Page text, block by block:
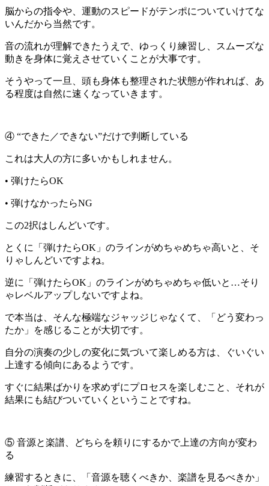
脳からの指令や、運動のスピードがテンポについていけてな
いんだから当然です。
音の流れが理解できたうえで、ゆっくり練習し、スムーズな
動きを身体に覚えさせていくことが大事です。
そうやって一旦、頭も身体も整理された状態が作れれば、あ
る程度は自然に速くなっていきます。
④ “できた／できない”だけで判断している
これは大人の方に多いかもしれません。
• 弾けたらOK
• 弾けなかったらNG
この2択はしんどいです。
とくに「弾けたらOK」のラインがめちゃめちゃ高いと、そ
りゃしんどいですよね。
逆に「弾けたらOK」のラインがめちゃめちゃ低いと…そり
ゃレベルアップしないですよね。
で本当は、そんな極端なジャッジじゃなくて、「どう変わっ
たか」を感じることが大切です。
自分の演奏の少しの変化に気づいて楽しめる方は、ぐいぐい
上達する傾向にあるようです。
すぐに結果ばかりを求めずにプロセスを楽しむこと、それが
結果にも結びついていくということですね。
⑤ 音源と楽譜、どちらを頼りにするかで上達の方向が変わ
る
練習するときに、「音源を聴くべきか、楽譜を見るべきか」